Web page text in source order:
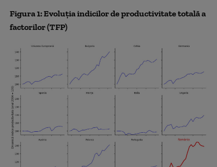
Figura 1: Evoluția indicilor de productivitate totală a
factorilor (TFP)